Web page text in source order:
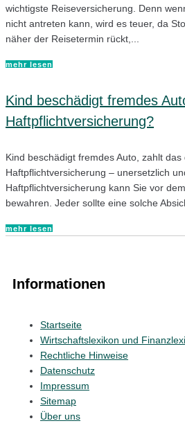
wichtigste Reiseversicherung. Denn
nicht antreten kann, wird es teuer, da
näher der Reisetermin rückt,...
mehr lesen
Kind beschädigt fremdes
Haftpflichtversicherung?
Kind beschädigt fremdes Auto, zahlt
Haftpflichtversicherung – unersetzlich
Haftpflichtversicherung kann Sie vor
bewahren. Jeder sollte eine solche
mehr lesen
Informationen
Startseite
Wirtschaftslexikon und
Rechtliche Hinweise
Datenschutz
Impressum
Sitemap
Über uns